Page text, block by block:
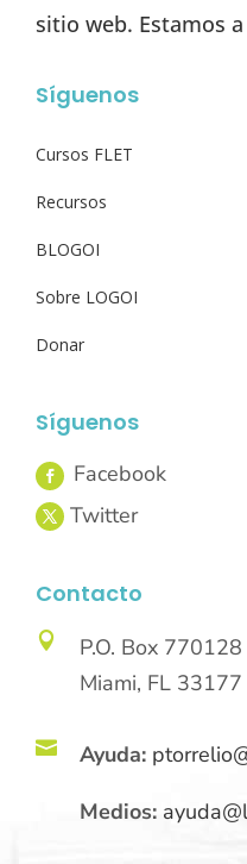
sitio web. Estamos
Síguenos
Cursos FLET
Recursos
BLOGOI
Sobre LOGOI
Donar
Síguenos
Contacto

P.O. Box 770128
Miami, FL 33177
 Ayuda:
Medios: